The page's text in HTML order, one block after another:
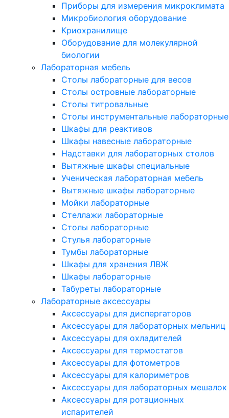
Приборы для измерения микроклимата
Микробиология оборудование
Криохранилище
Оборудование для молекулярной
биологии
Лабораторная мебель
Столы лабораторные для весов
Столы островные лабораторные
Столы титровальные
Столы инструментальные лабораторные
Шкафы для реактивов
Шкафы навесные лабораторные
Надставки для лабораторных столов
Вытяжные шкафы специальные
Ученическая лабораторная мебель
Вытяжные шкафы лабораторные
Мойки лабораторные
Стеллажи лабораторные
Столы лабораторные
Стулья лабораторные
Тумбы лабораторные
Шкафы для хранения ЛВЖ
Шкафы лабораторные
Табуреты лабораторные
Лабораторные аксессуары
Аксессуары для диспергаторов
Аксессуары для лабораторных мельниц
Аксессуары для охладителей
Аксессуары для термостатов
Аксессуары для фотометров
Аксессуары для калориметров
Аксессуары для лабораторных мешалок
Аксессуары для ротационных
испарителей